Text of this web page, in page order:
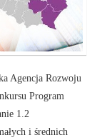
Agencja Rozwoju
Program
1.2
i średnich